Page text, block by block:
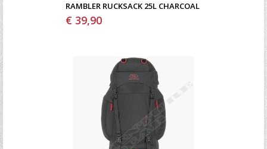
RAMBLER RUCKSACK 25L CHARCOAL
€ 39,90